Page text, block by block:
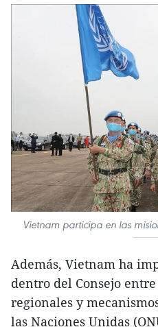
Vietnam participa en las
Además, Vietnam ha
dentro del Consejo
regionales y
las Naciones Unidas